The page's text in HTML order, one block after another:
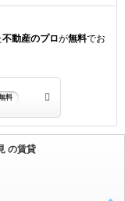
不動産のプロが無料でお
料
の賃貸